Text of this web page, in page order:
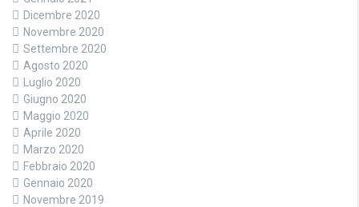
Dicembre 2020
Novembre 2020
Settembre 2020
Agosto 2020
Luglio 2020
Giugno 2020
Maggio 2020
Aprile 2020
Marzo 2020
Febbraio 2020
Gennaio 2020
Novembre 2019